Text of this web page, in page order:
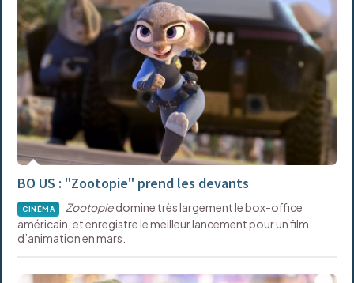
BO US : "Zootopie" prend les devants
CINÉMA Zootopiedomine très largement le box-office
américain, et enregistre le meilleur lancement pour un film
d’animation en mars.